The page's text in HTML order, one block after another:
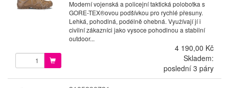
Moderní vojenská a policejní taktická polobotka s
GORE-TEX®ovou podšívkou pro rychlé přesuny.
Lehká, pohodlná, podélně ohebná. Využívají jí i
civilní zákazníci jako vysoce pohodlnou a stabilní
outdoor...
4 190,00 Kč
Skladem:
poslední 3 páry